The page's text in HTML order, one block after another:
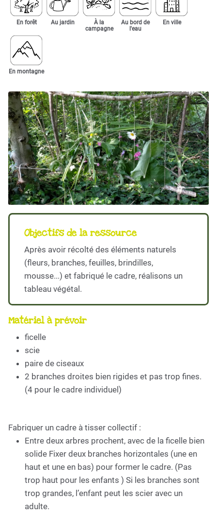
En forêt Au jardin
À la
campagne
Au bord de
l'eau
En ville
En montagne
Objectifs de la ressource
Après avoir récolté des éléments naturels
(fleurs, branches, feuilles, brindilles,
mousse...) et fabriqué le cadre, réalisons un
tableau végétal.
Matériel à prévoir
ficelle
scie
paire de ciseaux
2 branches droites bien rigides et pas trop fines.
(4 pour le cadre individuel)
Fabriquer un cadre à tisser collectif :
Entre deux arbres prochent, avec de la ficelle bien
solide Fixer deux branches horizontales (une en
haut et une en bas) pour former le cadre. (Pas
trop haut pour les enfants ) Si les branches sont
trop grandes, l’enfant peut les scier avec un
adulte.